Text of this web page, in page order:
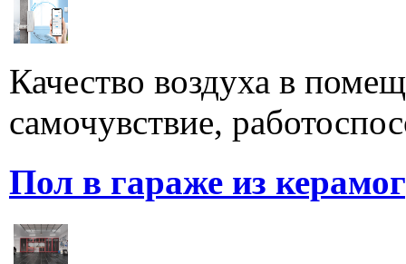
Качество воздуха в
самочувствие,
Пол в гараже из